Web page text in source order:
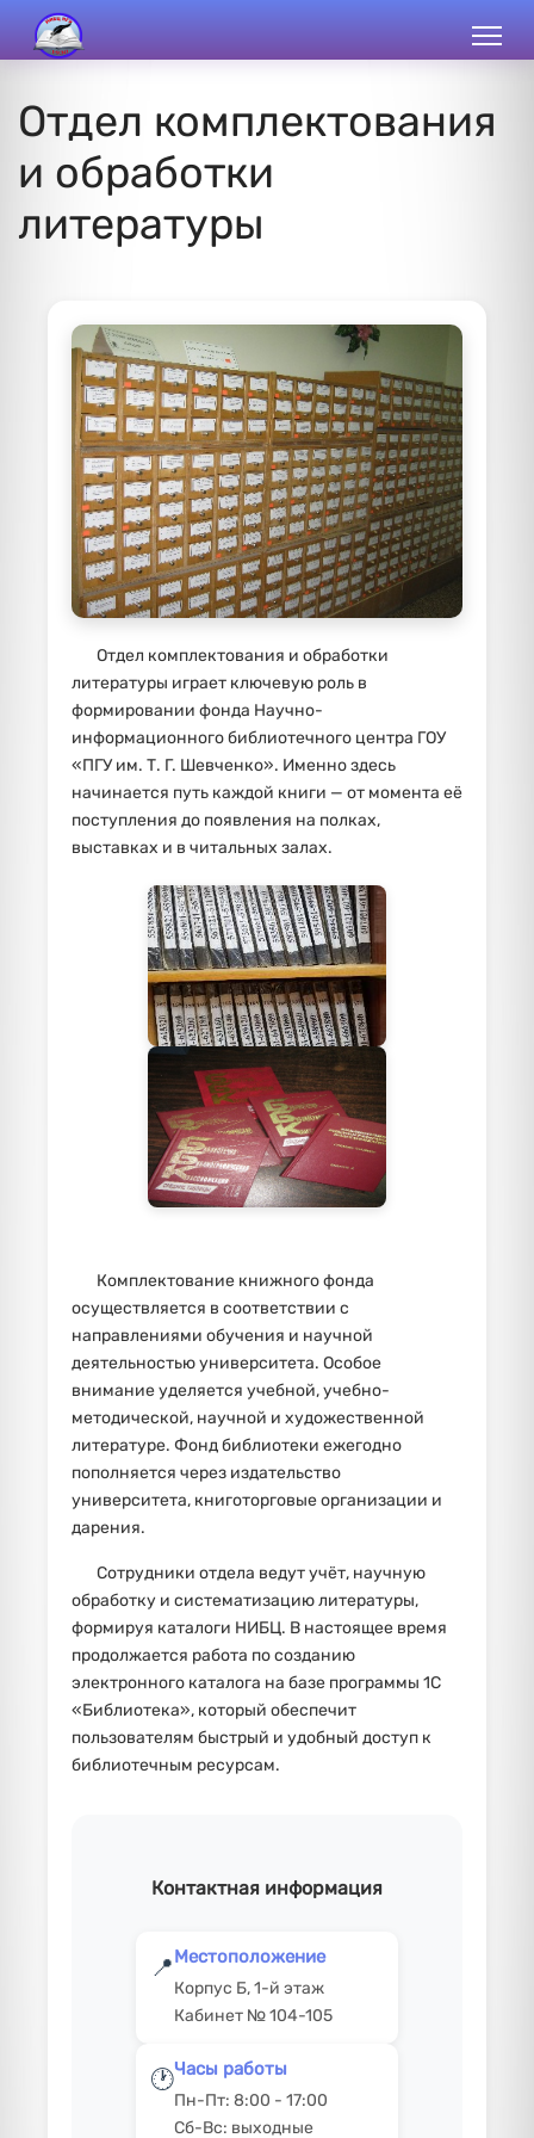
Отдел комплектования
и обработки
литературы
Отдел комплектования и обработки
литературы играет ключевую роль в
формировании фонда Научно-
информационного библиотечного центра ГОУ
«ПГУ им. Т. Г. Шевченко». Именно здесь
начинается путь каждой книги — от момента её
поступления до появления на полках,
выставках и в читальных залах.
Комплектование книжного фонда
осуществляется в соответствии с
направлениями обучения и научной
деятельностью университета. Особое
внимание уделяется учебной, учебно-
методической, научной и художественной
литературе. Фонд библиотеки ежегодно
пополняется через издательство
университета, книготорговые организации и
дарения.
Сотрудники отдела ведут учёт, научную
обработку и систематизацию литературы,
формируя каталоги НИБЦ. В настоящее время
продолжается работа по созданию
электронного каталога на базе программы 1С
«Библиотека», который обеспечит
пользователям быстрый и удобный доступ к
библиотечным ресурсам.
Контактная информация
📍Местоположение
Корпус Б, 1-й этаж
Кабинет № 104-105
🕐Часы работы
Пн-Пт: 8:00 - 17:00
Сб-Вс: выходные